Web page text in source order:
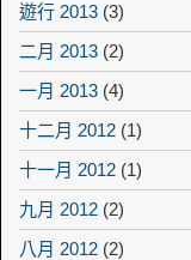
遊行 2013 (3)
二月 2013 (2)
一月 2013 (4)
十二月 2012 (1)
十一月 2012 (1)
九月 2012 (2)
八月 2012 (2)